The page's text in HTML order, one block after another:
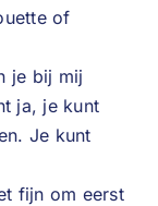
of
je bij mij
ja, je kunt
Je kunt
fijn om eerst